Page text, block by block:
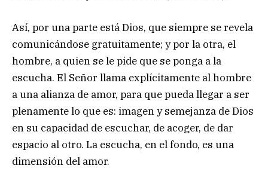
Así, por una parte está Dios, que siempre se revela
comunicándose gratuitamente; y por la otra, el
hombre, a quien se le pide que se ponga a la
escucha. El Señor llama explícitamente al hombre
a una alianza de amor, para que pueda llegar a ser
plenamente lo que es: imagen y semejanza de Dios
en su capacidad de escuchar, de acoger, de dar
espacio al otro. La escucha, en el fondo, es una
dimensión del amor.